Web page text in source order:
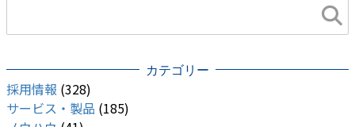
カテゴリー
採用情報 (328)
サービス・製品 (185)